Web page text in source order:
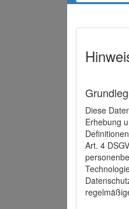
Diese
Erhebung
Art. 4